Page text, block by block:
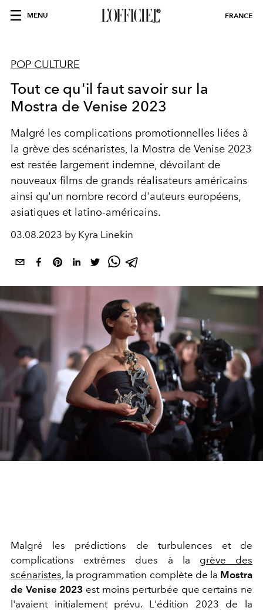
MENU FRANCE
POP CULTURE
Tout ce qu'il faut savoir sur la
Mostra de Venise 2023
Malgré les complications promotionnelles liées à
la grève des scénaristes, la Mostra de Venise 2023
est restée largement indemne, dévoilant de
nouveaux films de grands réalisateurs américains
ainsi qu'un nombre record d'auteurs européens,
asiatiques et latino-américains.
03.08.2023 by Kyra Linekin
Malgré les prédictions de turbulences et de
complications extrêmes dues à la grève des
scénaristes, la programmation complète de la Mostra
de Venise 2023 est moins perturbée que certains ne
l'avaient initialement prévu. L'édition 2023 de la